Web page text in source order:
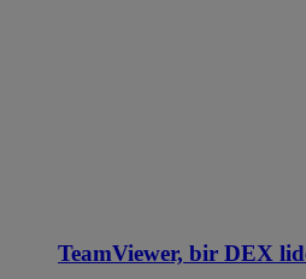
TeamViewer, bir DEX